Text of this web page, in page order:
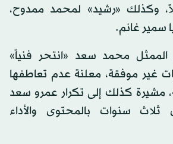
وكذلك «رشيد» لمحمد ممدوح،
سمير غانم.
الممثل محمد سعد «انتحر فنياً»
غير موفقة، معلنة عدم تعاطفها
مشيرة كذلك إلى تكرار عمرو سعد
سنوات بالمحتوى والأداء